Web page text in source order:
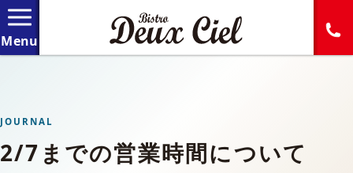
JOURNAL
2/7までの営業時間について